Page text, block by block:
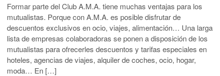
Formar parte del Club A.M.A. tiene muchas ventajas para los
mutualistas. Porque con A.M.A. es posible disfrutar de
descuentos exclusivos en ocio, viajes, alimentación… Una larga
lista de empresas colaboradoras se ponen a disposición de los
mutualistas para ofrecerles descuentos y tarifas especiales en
hoteles, agencias de viajes, alquiler de coches, ocio, hogar,
moda… En […]